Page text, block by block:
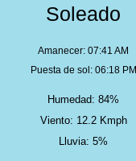
Soleado
Amanecer: 07:41 AM
Puesta de sol: 06:18 PM
Humedad: 84%
Viento: 12.2 Kmph
Lluvia: 5%